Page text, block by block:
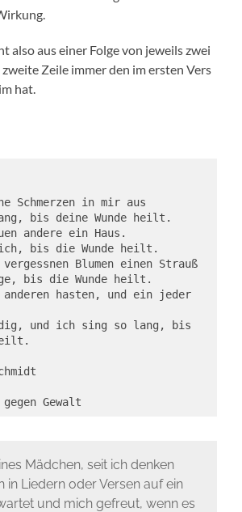
also aus einer Folge von jeweils zwei
Zeile immer den im ersten Vers
hat.
Schmerzen in mir aus
bis deine Wunde heilt.
andere ein Haus.
bis die Wunde heilt.
Blumen einen Strauß
bis die Wunde heilt.
anderen hasten, und ein jeder
und ich sing so lang, bis
Gewalt
Mädchen, seit ich denken
in Liedern oder Versen auf ein
und mich gefreut, wenn es